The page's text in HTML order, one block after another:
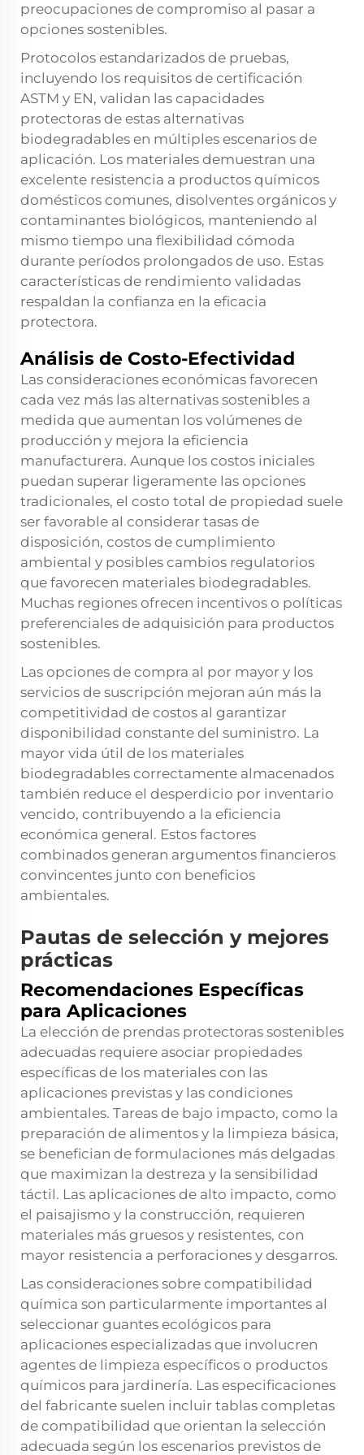
preocupaciones de compromiso al pasar a
opciones sostenibles.
Protocolos estandarizados de pruebas,
incluyendo los requisitos de certificación
ASTM y EN, validan las capacidades
protectoras de estas alternativas
biodegradables en múltiples escenarios de
aplicación. Los materiales demuestran una
excelente resistencia a productos químicos
domésticos comunes, disolventes orgánicos y
contaminantes biológicos, manteniendo al
mismo tiempo una flexibilidad cómoda
durante períodos prolongados de uso. Estas
características de rendimiento validadas
respaldan la confianza en la eficacia
protectora.
Análisis de Costo-Efectividad
Las consideraciones económicas favorecen
cada vez más las alternativas sostenibles a
medida que aumentan los volúmenes de
producción y mejora la eficiencia
manufacturera. Aunque los costos iniciales
puedan superar ligeramente las opciones
tradicionales, el costo total de propiedad suele
ser favorable al considerar tasas de
disposición, costos de cumplimiento
ambiental y posibles cambios regulatorios
que favorecen materiales biodegradables.
Muchas regiones ofrecen incentivos o políticas
preferenciales de adquisición para productos
sostenibles.
Las opciones de compra al por mayor y los
servicios de suscripción mejoran aún más la
competitividad de costos al garantizar
disponibilidad constante del suministro. La
mayor vida útil de los materiales
biodegradables correctamente almacenados
también reduce el desperdicio por inventario
vencido, contribuyendo a la eficiencia
económica general. Estos factores
combinados generan argumentos financieros
convincentes junto con beneficios
ambientales.
Pautas de selección y mejores
prácticas
Recomendaciones Específicas
para Aplicaciones
La elección de prendas protectoras sostenibles
adecuadas requiere asociar propiedades
específicas de los materiales con las
aplicaciones previstas y las condiciones
ambientales. Tareas de bajo impacto, como la
preparación de alimentos y la limpieza básica,
se benefician de formulaciones más delgadas
que maximizan la destreza y la sensibilidad
táctil. Las aplicaciones de alto impacto, como
el paisajismo y la construcción, requieren
materiales más gruesos y resistentes, con
mayor resistencia a perforaciones y desgarros.
Las consideraciones sobre compatibilidad
química son particularmente importantes al
seleccionar guantes ecológicos para
aplicaciones especializadas que involucren
agentes de limpieza específicos o productos
químicos para jardinería. Las especificaciones
del fabricante suelen incluir tablas completas
de compatibilidad que orientan la selección
adecuada según los escenarios previstos de